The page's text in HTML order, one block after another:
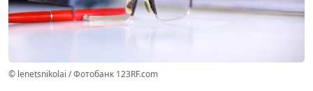
© lenetsnikolai / Фотобанк 123RF.com